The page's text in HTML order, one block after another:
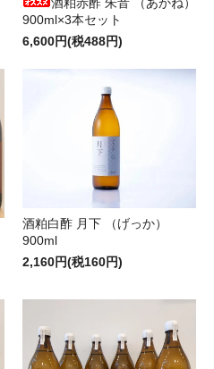
900ml×3本セット
6,600円(税488円)
酒粕白酢 月下 （げっか）
900ml
2,160円(税160円)